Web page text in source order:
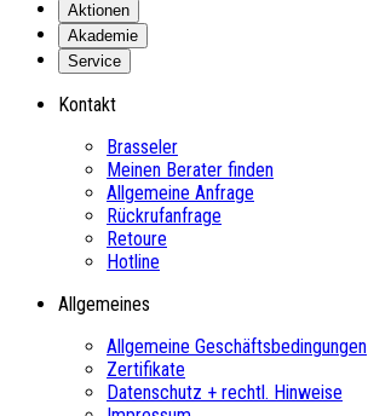
Aktionen
Akademie
Service
Kontakt
Brasseler
Meinen Berater finden
Allgemeine Anfrage
Rückrufanfrage
Retoure
Hotline
Allgemeines
Allgemeine Geschäftsbedingungen
Zertifikate
Datenschutz + rechtl. Hinweise